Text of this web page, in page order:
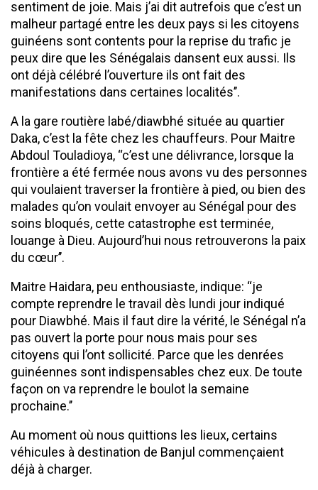
sentiment de joie. Mais j’ai dit autrefois que c’est un
malheur partagé entre les deux pays si les citoyens
guinéens sont contents pour la reprise du trafic je
peux dire que les Sénégalais dansent eux aussi. Ils
ont déjà célébré l’ouverture ils ont fait des
manifestations dans certaines localités’’.
A la gare routière labé/diawbhé située au quartier
Daka, c’est la fête chez les chauffeurs. Pour Maitre
Abdoul Touladioya, ‘‘c’est une délivrance, lorsque la
frontière a été fermée nous avons vu des personnes
qui voulaient traverser la frontière à pied, ou bien des
malades qu’on voulait envoyer au Sénégal pour des
soins bloqués, cette catastrophe est terminée,
louange à Dieu. Aujourd’hui nous retrouverons la paix
du cœur’’.
Maitre Haidara, peu enthousiaste, indique: ‘‘je
compte reprendre le travail dès lundi jour indiqué
pour Diawbhé. Mais il faut dire la vérité, le Sénégal n’a
pas ouvert la porte pour nous mais pour ses
citoyens qui l’ont sollicité. Parce que les denrées
guinéennes sont indispensables chez eux. De toute
façon on va reprendre le boulot la semaine
prochaine.’’
Au moment où nous quittions les lieux, certains
véhicules à destination de Banjul commençaient
déjà à charger.